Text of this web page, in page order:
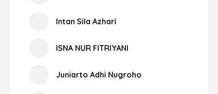
Intan Sila Azhari
ISNA NUR FITRIYANI
Juniarto Adhi Nugroho